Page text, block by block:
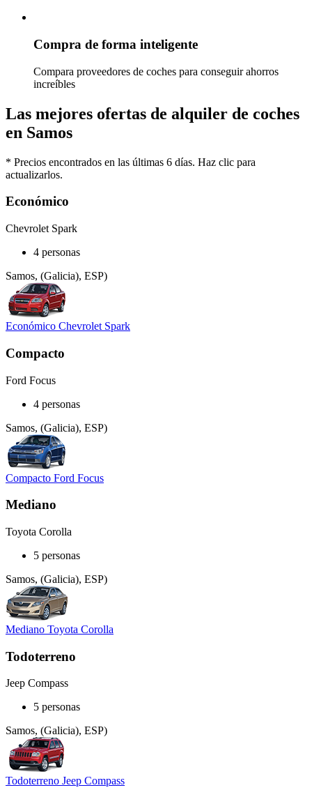
Compra de forma inteligente
Compara proveedores de coches para conseguir ahorros
increíbles
Las mejores ofertas de alquiler de coches
en Samos
* Precios encontrados en las últimas 6 días. Haz clic para
actualizarlos.
Económico
Chevrolet Spark
4 personas
Samos, (Galicia), ESP)
Económico Chevrolet Spark
Compacto
Ford Focus
4 personas
Samos, (Galicia), ESP)
Compacto Ford Focus
Mediano
Toyota Corolla
5 personas
Samos, (Galicia), ESP)
Mediano Toyota Corolla
Todoterreno
Jeep Compass
5 personas
Samos, (Galicia), ESP)
Todoterreno Jeep Compass